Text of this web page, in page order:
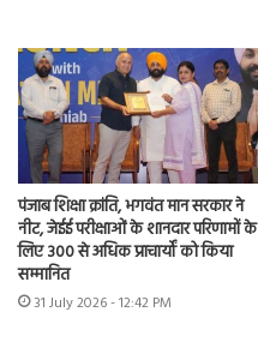
पंजाब शिक्षा क्रांति, भगवंत मान सरकार ने
नीट, जेईई परीक्षाओं के शानदार परिणामों के
लिए 300 से अधिक प्राचार्यों को किया
सम्मानित
31 July 2026 - 12:42 PM